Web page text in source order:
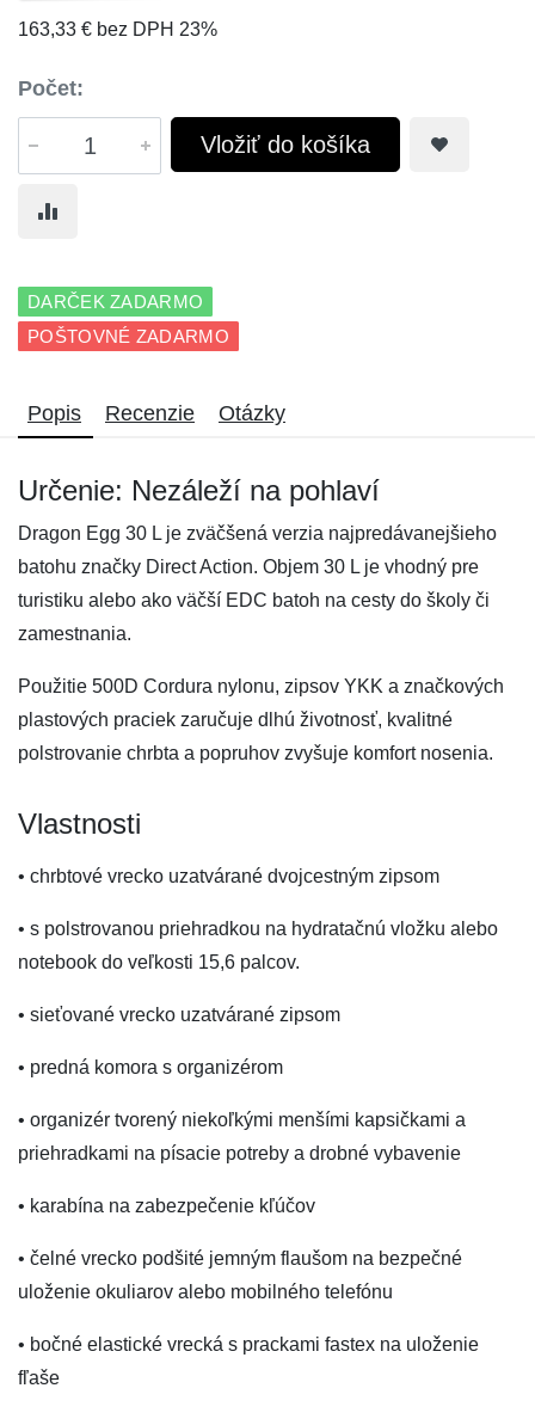
163,33 € bez DPH 23%
Počet:
Vložiť do košíka
DARČEK ZADARMO
POŠTOVNÉ ZADARMO
Popis Recenzie Otázky
Určenie: Nezáleží na pohlaví
Dragon Egg 30 L je zväčšená verzia najpredávanejšieho
batohu značky Direct Action. Objem 30 L je vhodný pre
turistiku alebo ako väčší EDC batoh na cesty do školy či
zamestnania.
Použitie 500D Cordura nylonu, zipsov YKK a značkových
plastových praciek zaručuje dlhú životnosť, kvalitné
polstrovanie chrbta a popruhov zvyšuje komfort nosenia.
Vlastnosti
• chrbtové vrecko uzatvárané dvojcestným zipsom
• s polstrovanou priehradkou na hydratačnú vložku alebo
notebook do veľkosti 15,6 palcov.
• sieťované vrecko uzatvárané zipsom
• predná komora s organizérom
• organizér tvorený niekoľkými menšími kapsičkami a
priehradkami na písacie potreby a drobné vybavenie
• karabína na zabezpečenie kľúčov
• čelné vrecko podšité jemným flaušom na bezpečné
uloženie okuliarov alebo mobilného telefónu
• bočné elastické vrecká s prackami fastex na uloženie
fľaše